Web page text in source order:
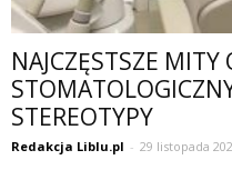
NAJCZĘSTSZE MITY
STEREOTYPY
Redakcja Liblu.pl - 29 listopada